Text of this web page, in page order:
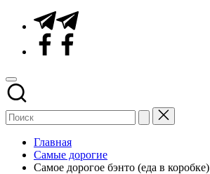
Telegram
Facebook
Главная
Самые дорогие
Самое дорогое бэнто (еда в коробке)